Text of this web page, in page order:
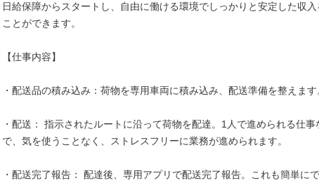
日給保障からスタートし、自由に働ける環境でしっかりと安定した収入
ことができます。
【仕事内容】
・配送品の積み込み：荷物を専用車両に積み込み、配送準備を整えます
・配送： 指示されたルートに沿って荷物を配達。1人で進められる仕事
で、気を使うことなく、ストレスフリーに業務が進められます。
・配送完了報告： 配達後、専用アプリで配送完了報告。これも簡単に